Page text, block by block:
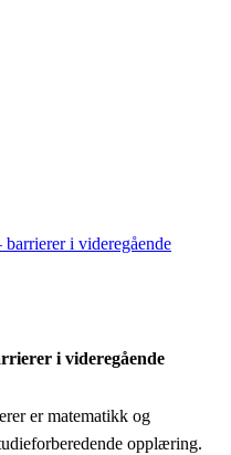
i videregående
i videregående
er matematikk og
opplæring.